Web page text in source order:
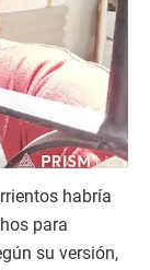
habría
para
su versión,